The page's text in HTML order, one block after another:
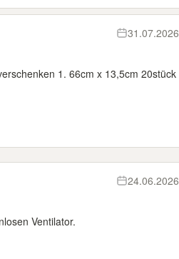
31.07.2026
1. 66cm x 13,5cm 20stück
24.06.2026
Ventilator.